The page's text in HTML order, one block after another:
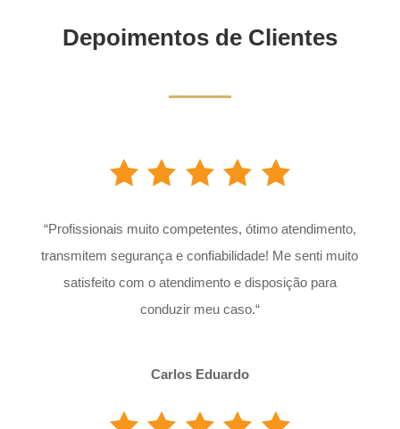
Depoimentos de Clientes
“Profissionais muito competentes, ótimo atendimento,
transmitem segurança e confiabilidade! Me senti muito
satisfeito com o atendimento e disposição para
conduzir meu caso.“
Carlos Eduardo